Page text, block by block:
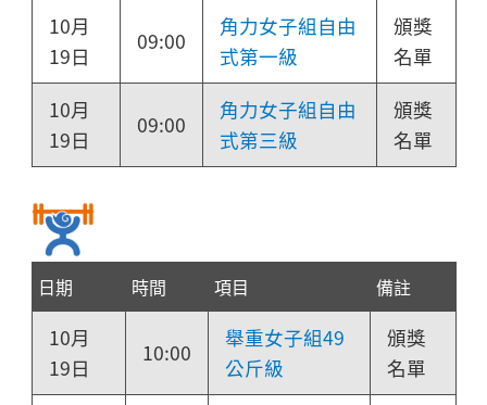
10月
19日
09:00
角力女子組自由
式第一級
頒獎
名單
10月
19日
09:00
角力女子組自由
式第三級
頒獎
名單
日期 時間 項目 備註
10月
19日
10:00
舉重女子組49
公斤級
頒獎
名單